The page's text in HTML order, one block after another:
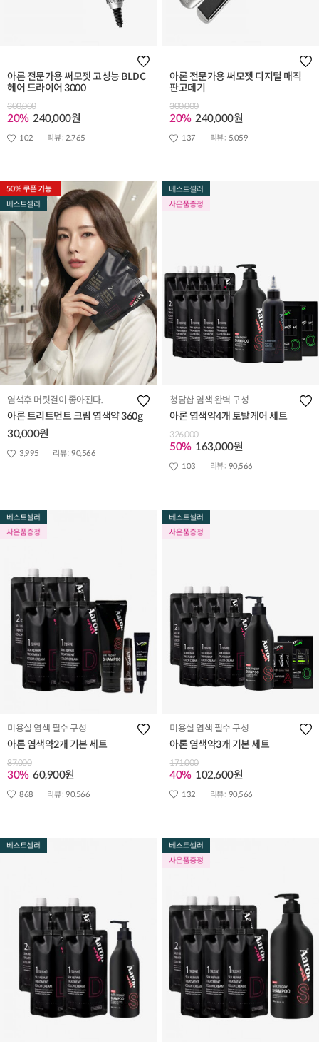
아론 전문가용 써모젯 고성능 BLDC
헤어 드라이어 3000
300,000
20% 240,000원
102 리뷰 : 2,765
아론 전문가용 써모젯 디지털 매직
판고데기
300,000
20% 240,000원
137 리뷰 : 5,059
염색후 머릿결이 좋아진다.
아론 트리트먼트 크림 염색약 360g
30,000원
3,995 리뷰 : 90,566
청담샵 염색 완벽 구성
아론 염색약4개 토탈케어 세트
326,000
50% 163,000원
103 리뷰 : 90,566
미용실 염색 필수 구성
아론 염색약2개 기본 세트
87,000
30% 60,900원
868 리뷰 : 90,566
미용실 염색 필수 구성
아론 염색약3개 기본 세트
171,000
40% 102,600원
132 리뷰 : 90,566